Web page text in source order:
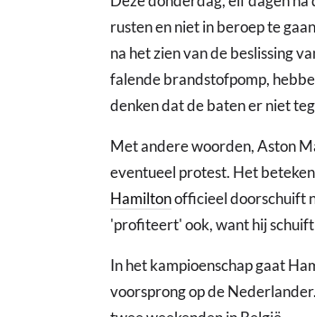
rusten en niet in beroep te
na het zien van de beslissing
falende brandstofpomp,
denken dat de baten er niet
Met andere woorden, Aston
eventueel protest. Het
Hamiltonofficieel doorschuift
'profiteert' ook, want hij schuift
In het kampioenschap gaat
voorsprong op de